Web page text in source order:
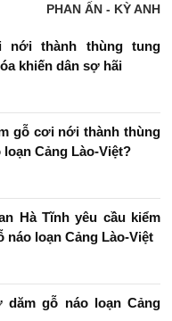
PHAN ẤN - KỲ ANH
nới thành thùng tung
khiến dân sợ hãi
gỗ cơi nới thành thùng
Cảng Lào-Việt?
Hà Tĩnh yêu cầu kiểm
náo loạn Cảng Lào-Việt
dăm gỗ náo loạn Cảng